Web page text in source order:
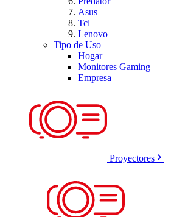
Asus
Tcl
Lenovo
Tipo de Uso
Hogar
Monitores Gaming
Empresa
Proyectores